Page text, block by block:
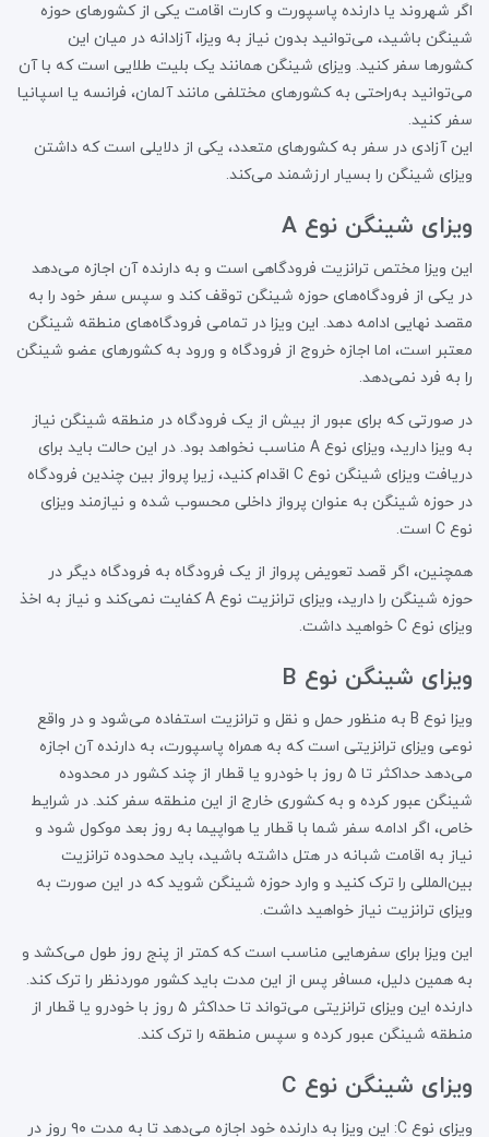
اگر شهروند یا دارنده پاسپورت و کارت اقامت یکی از کشورهای حوزه
شینگن باشید، می‌توانید بدون نیاز به ویزا، آزادانه در میان این
کشورها سفر کنید. ویزای شینگن همانند یک بلیت طلایی است که با آن
می‌توانید به‌راحتی به کشورهای مختلفی مانند آلمان، فرانسه یا اسپانیا
سفر کنید.
این آزادی در سفر به کشورهای متعدد، یکی از دلایلی است که داشتن
ویزای شینگن را بسیار ارزشمند می‌کند.
ویزای شینگن نوع A
این ویزا مختص ترانزیت فرودگاهی است و به دارنده آن اجازه می‌دهد
در یکی از فرودگاه‌های حوزه شینگن توقف کند و سپس سفر خود را به
مقصد نهایی ادامه دهد. این ویزا در تمامی فرودگاه‌های منطقه شینگن
معتبر است، اما اجازه خروج از فرودگاه و ورود به کشورهای عضو شینگن
را به فرد نمی‌دهد.
در صورتی که برای عبور از بیش از یک فرودگاه در منطقه شینگن نیاز
به ویزا دارید، ویزای نوع A مناسب نخواهد بود. در این حالت باید برای
دریافت ویزای شینگن نوع C اقدام کنید، زیرا پرواز بین چندین فرودگاه
در حوزه شینگن به عنوان پرواز داخلی محسوب شده و نیازمند ویزای
نوع C است.
همچنین، اگر قصد تعویض پرواز از یک فرودگاه به فرودگاه دیگر در
حوزه شینگن را دارید، ویزای ترانزیت نوع A کفایت نمی‌کند و نیاز به اخذ
ویزای نوع C خواهید داشت.
ویزای شینگن نوع B
ویزا نوع B به منظور حمل و نقل و ترانزیت استفاده می‌شود و در واقع
نوعی ویزای ترانزیتی است که به همراه پاسپورت، به دارنده آن اجازه
می‌دهد حداکثر تا ۵ روز با خودرو یا قطار از چند کشور در محدوده
شینگن عبور کرده و به کشوری خارج از این منطقه سفر کند. در شرایط
خاص، اگر ادامه سفر شما با قطار یا هواپیما به روز بعد موکول شود و
نیاز به اقامت شبانه در هتل داشته باشید، باید محدوده ترانزیت
بین‌المللی را ترک کنید و وارد حوزه شینگن شوید که در این صورت به
ویزای ترانزیت نیاز خواهید داشت.
این ویزا برای سفرهایی مناسب است که کمتر از پنج روز طول می‌کشد و
به همین دلیل، مسافر پس از این مدت باید کشور موردنظر را ترک کند.
دارنده این ویزای ترانزیتی می‌تواند تا حداکثر ۵ روز با خودرو یا قطار از
منطقه شینگن عبور کرده و سپس منطقه را ترک کند.
ویزای شینگن نوع C
ویزای نوع C: این ویزا به دارنده خود اجازه می‌دهد تا به مدت ۹۰ روز در